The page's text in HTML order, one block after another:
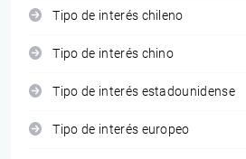
Tipo de interés chileno
Tipo de interés chino
Tipo de interés estadounidense
Tipo de interés europeo